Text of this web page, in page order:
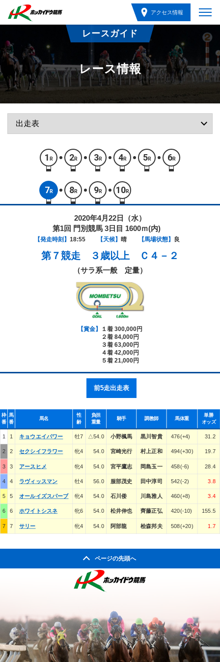
アクセス情報
レースガイド
レース情報
1 R 2R 3R 4R 5R 6R
7 R 8R 9R 10R
2020年4月22日（水）
第1回 門別競馬 3日目 1600ｍ(内)
【発走時刻】 18:55 【天候】 晴 【馬場状態】 良
第７競走 ３歳以上 Ｃ４－２
（サラ系一般 定量）
【賞金】
１着 300,000円
２着 84,000円
３着 63,000円
４着 42,000円
５着 21,000円
前5走出走表
枠
番
馬
番
馬名
性
齢
負担
重量
騎手 調教師 馬体重
単勝
オッズ
1 1 キョウエイパワー 牡7 △54.0 小野楓馬 黒川智貴 476(+4) 31.2
2 2 セクシイフラワー 牝4 54.0 宮崎光行 村上正和 494(+30) 19.7
3 3 アースヒメ 牝4 54.0 宮平鷹志 岡島玉一 458(-6) 28.4
4 4 ラヴィッスマン 牡4 56.0 服部茂史 田中淳司 542(-2) 3.8
5 5 オールイズスパーブ 牝4 54.0 石川倭 川島雅人 460(+8) 3.4
6 6 ホワイトシスネ 牝6 54.0 松井伸也 齊藤正弘 420(-10) 155.5
7 7 サリー 牝4 54.0 阿部龍 桧森邦夫 508(+20) 1.7
ページの先頭へ